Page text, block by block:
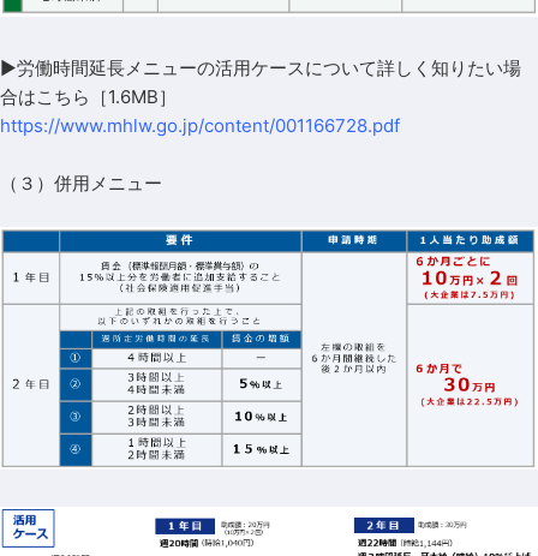
▶労働時間延長メニューの活用ケースについて詳しく知りたい場
合はこちら［1.6MB］
https://www.mhlw.go.jp/content/001166728.pdf
（３）併用メニュー